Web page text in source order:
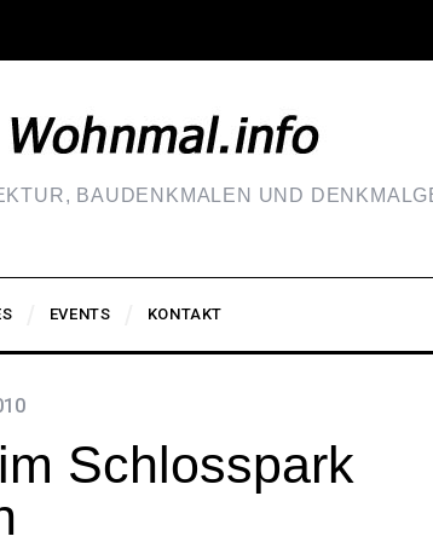
BAUDENKMALEN UND
EVENTS KONTAKT
Schlosspark